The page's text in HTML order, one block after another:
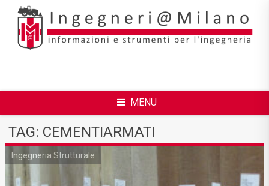
content
MENU
TAG: CEMENTIARMATI
Ingegneria Strutturale